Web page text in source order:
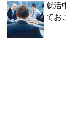
就活
てお